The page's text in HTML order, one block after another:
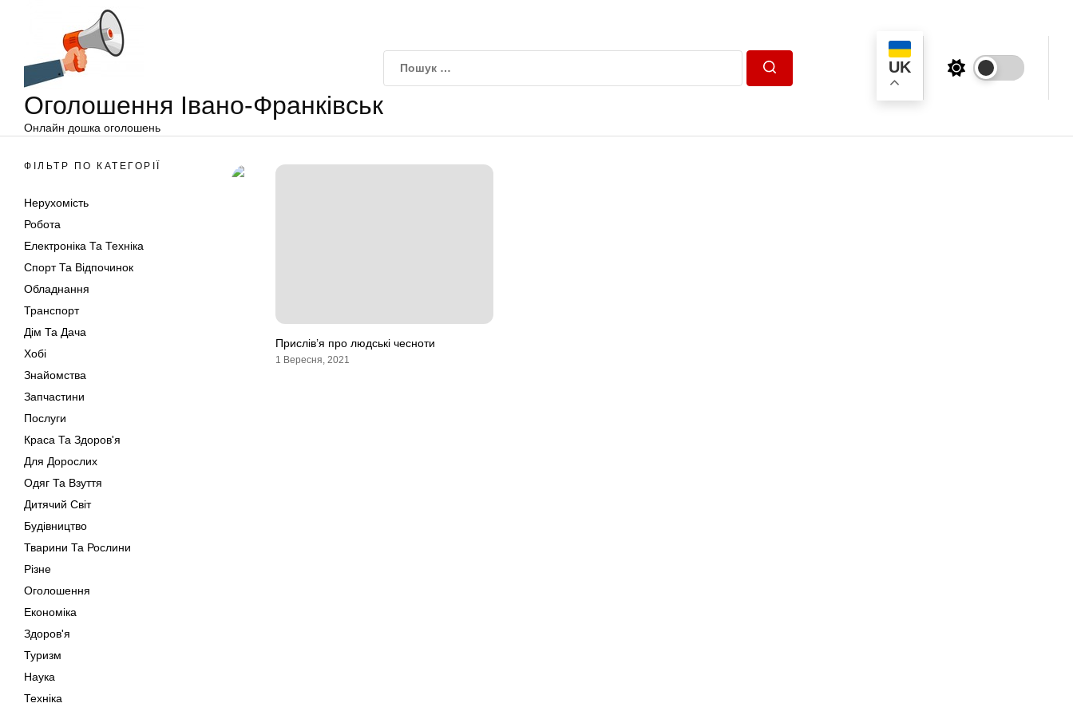
Оголошення Івано-Франківськ
Онлайн дошка оголошень
UK
ФІЛЬТР ПО КАТЕГОРІЇ
Нерухомість
Робота
Електроніка Та Техніка
Спорт Та Відпочинок
Обладнання
Транспорт
Дім Та Дача
Хобі
Знайомства
Запчастини
Послуги
Краса Та Здоров'я
Для Дорослих
Одяг Та Взуття
Дитячий Світ
Будівництво
Тварини Та Рослини
Різне
Оголошення
Економіка
Здоров'я
Туризм
Наука
Техніка
Прислів’я про людські чесноти
1 Вересня, 2021